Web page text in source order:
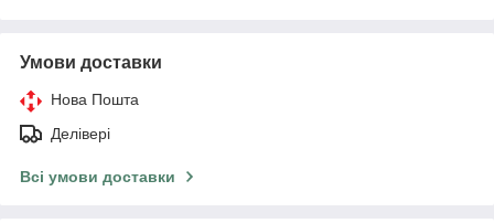
Умови доставки
Нова Пошта
Делівері
Всі умови доставки